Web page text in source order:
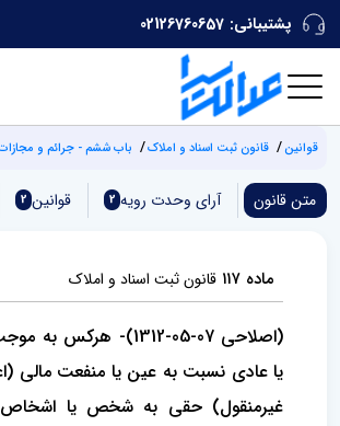
پشتیبانی: 02126760657
قوانین قانون ثبت اسناد و املاک باب ششم - جرائم و
متن قانون آرای وحدت‌ رویه 2 قوانین 2
ماده ۱۱۷ قانون ثبت اسناد و املاک
(اصلاحی 07-05-1312)-
یا عادی نسبت به عین یا منفعت مالی
غیرمنقول) حقی به شخص یا اشخاص